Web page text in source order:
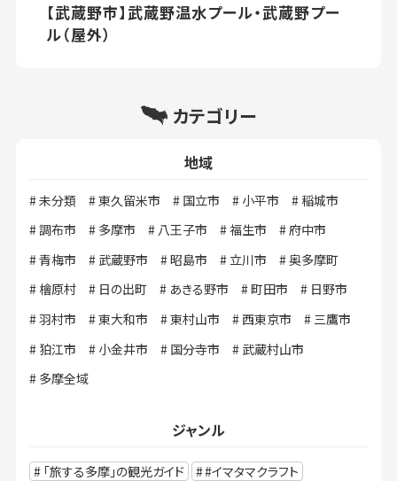
【武蔵野市】武蔵野温水プール・武蔵野プー
ル（屋外）
カテゴリー
地域
未分類 東久留米市 国立市 小平市
稲城市
調布市
多摩市 八王子市 福生市
府中市
青梅市
武蔵野市 昭島市 立川市
奥多摩町
檜原村
日の出町 あきる野市 町田市
日野市
羽村市
東大和市 東村山市 西東京市
三鷹市
狛江市
小金井市 国分寺市
武蔵村山市
多摩全域
ジャンル
「旅する多摩」の観光ガイド
#イマタマクラフト